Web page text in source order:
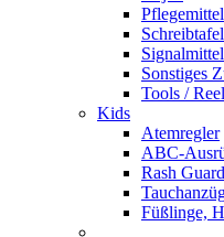
Pflegemittel
Signalmittel
Sonstiges
Tools /
Kids
Atemregler
ABC-
Rash Guard
Füßlinge,